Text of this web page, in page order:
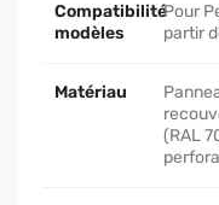
Compatibilité
modèles
Pour
partir
Matériau
(RAL